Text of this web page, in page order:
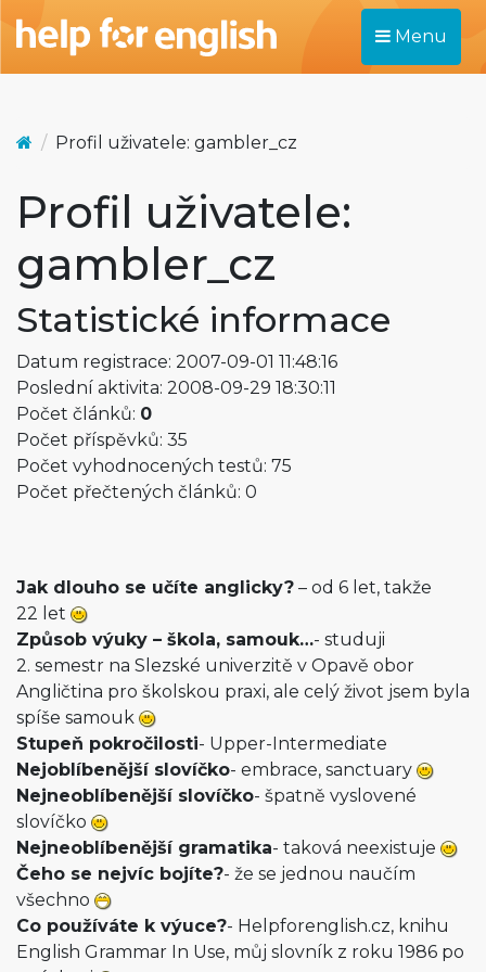
Menu
Profil uživatele: gambler_cz
Profil uživatele:
gambler_cz
Statistické informace
Datum registrace: 2007-09-01 11:48:16
Poslední aktivita: 2008-09-29 18:30:11
Počet článků: 0
Počet příspěvků: 35
Počet vyhodnocených testů: 75
Počet přečtených článků: 0
Jak dlouho se učíte anglicky? – od 6 let, takže
22 let
Způsob výuky – škola, samouk…- studuji
2. semestr na Slezské univerzitě v Opavě obor
Angličtina pro školskou praxi, ale celý život jsem byla
spíše samouk
Stupeň pokročilosti- Upper-Intermediate
Nejoblíbenější slovíčko- embrace, sanctuary
Nejneoblíbenější slovíčko- špatně vyslovené
slovíčko
Nejneoblíbenější gramatika- taková neexistuje
Čeho se nejvíc bojíte?- že se jednou naučím
všechno
Co používáte k výuce?- Helpforenglish.cz, knihu
English Grammar In Use, můj slovník z roku 1986 po